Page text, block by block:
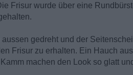
Frisur wurde über eine
gedreht und der
Frisur zu erhalten. Ein Hauch
machen den Look so glatt